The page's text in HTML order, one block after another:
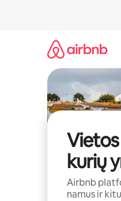
kurių
Airbnb
namus ir